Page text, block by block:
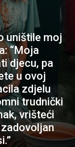
uništile moj
“Moja
djecu, pa
u ovoj
zdjelu
trudnički
vrišteći